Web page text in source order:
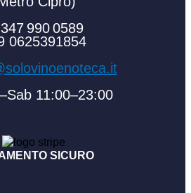
990 0589
0625391854
11:00–23:00
SICURO